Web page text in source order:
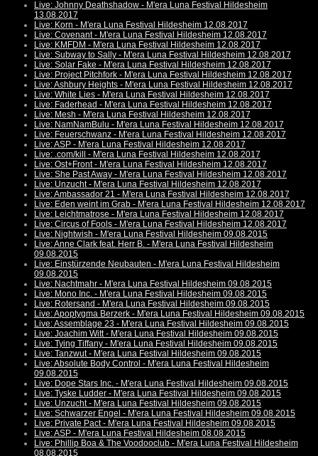
Live: Johnny Deathshadow - M'era Luna Festival Hildesheim
13.08.2017
Live: Korn - M'era Luna Festival Hildesheim 12.08.2017
Live: Covenant - M'era Luna Festival Hildesheim 12.08.2017
Live: KMFDM - M'era Luna Festival Hildesheim 12.08.2017
Live: Subway to Sally - M'era Luna Festival Hildesheim 12.08.2017
Live: Solar Fake - M'era Luna Festival Hildesheim 12.08.2017
Live: Project Pitchfork - M'era Luna Festival Hildesheim 12.08.2017
Live: Ashbury Heights - M'era Luna Festival Hildesheim 12.08.2017
Live: White Lies - M'era Luna Festival Hildesheim 12.08.2017
Live: Faderhead - M'era Luna Festival Hildesheim 12.08.2017
Live: Mesh - M'era Luna Festival Hildesheim 12.08.2017
Live: NamNamBulu - M'era Luna Festival Hildesheim 12.08.2017
Live: Feuerschwanz - M'era Luna Festival Hildesheim 12.08.2017
Live: ASP - M'era Luna Festival Hildesheim 12.08.2017
Live: .com/kill - M'era Luna Festival Hildesheim 12.08.2017
Live: Ost+Front - M'era Luna Festival Hildesheim 12.08.2017
Live: She Past Away - M'era Luna Festival Hildesheim 12.08.2017
Live: Unzucht - M'era Luna Festival Hildesheim 12.08.2017
Live: Ambassador 21 - M'era Luna Festival Hildesheim 12.08.2017
Live: Eden weint im Grab - M'era Luna Festival Hildesheim 12.08.2017
Live: Leichtmatrose - M'era Luna Festival Hildesheim 12.08.2017
Live: Circus of Fools - M'era Luna Festival Hildesheim 12.08.2017
Live: Nightwish - M'era Luna Festival Hildesheim 09.08.2015
Live: Anne Clark feat. Herr B. - M'era Luna Festival Hildesheim
09.08.2015
Live: Einstürzende Neubauten - M'era Luna Festival Hildesheim
09.08.2015
Live: Nachtmahr - M'era Luna Festival Hildesheim 09.08.2015
Live: Mono Inc. - M'era Luna Festival Hildesheim 09.08.2015
Live: Rotersand - M'era Luna Festival Hildesheim 09.08.2015
Live: Apoptygma Berzerk - M'era Luna Festival Hildesheim 09.08.2015
Live: Assemblage 23 - M'era Luna Festival Hildesheim 09.08.2015
Live: Joachim Witt - M'era Luna Festival Hildesheim 09.08.2015
Live: Tying Tiffany - M'era Luna Festival Hildesheim 09.08.2015
Live: Tanzwut - M'era Luna Festival Hildesheim 09.08.2015
Live: Absolute Body Control - M'era Luna Festival Hildesheim
09.08.2015
Live: Dope Stars Inc. - M'era Luna Festival Hildesheim 09.08.2015
Live: Tyske Ludder - M'era Luna Festival Hildesheim 09.08.2015
Live: Unzucht - M'era Luna Festival Hildesheim 09.08.2015
Live: Schwarzer Engel - M'era Luna Festival Hildesheim 09.08.2015
Live: Private Pact - M'era Luna Festival Hildesheim 09.08.2015
Live: ASP - M'era Luna Festival Hildesheim 08.08.2015
Live: Phillip Boa & The Voodooclub - M'era Luna Festival Hildesheim
08.08.2015